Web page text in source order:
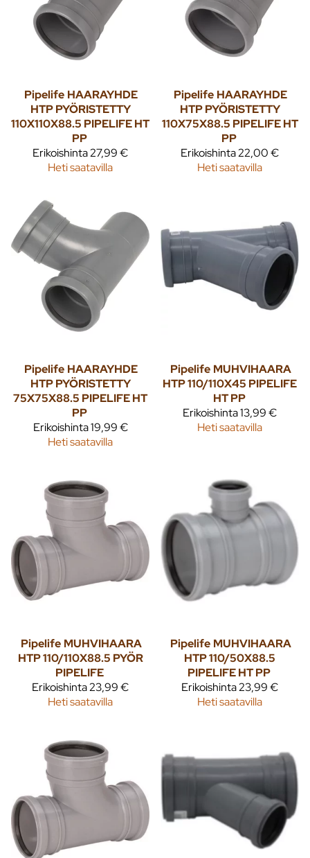
Pipelife HAARAYHDE
HTP PYÖRISTETTY
110X110X88.5 PIPELIFE HT
PP
Erikoishinta27,99 €
Heti saatavilla
Pipelife HAARAYHDE
HTP PYÖRISTETTY
110X75X88.5 PIPELIFE HT
PP
Erikoishinta22,00 €
Heti saatavilla
Pipelife HAARAYHDE
HTP PYÖRISTETTY
75X75X88.5 PIPELIFE HT
PP
Erikoishinta19,99 €
Heti saatavilla
Pipelife MUHVIHAARA
HTP 110/110X45 PIPELIFE
HT PP
Erikoishinta13,99 €
Heti saatavilla
Pipelife MUHVIHAARA
HTP 110/110X88.5 PYÖR
PIPELIFE
Erikoishinta23,99 €
Heti saatavilla
Pipelife MUHVIHAARA
HTP 110/50X88.5
PIPELIFE HT PP
Erikoishinta23,99 €
Heti saatavilla